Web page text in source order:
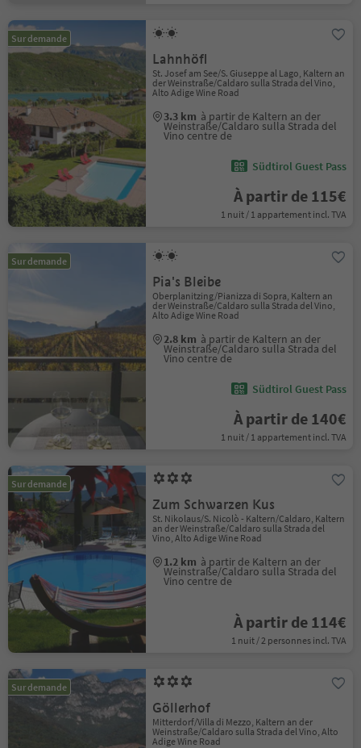
Sur demande
Lahnhöfl
St. Josef am See/S. Giuseppe al Lago, Kaltern an
der Weinstraße/Caldaro sulla Strada del Vino,
Alto Adige Wine Road
3.3 km à partir de Kaltern an der
Weinstraße/Caldaro sulla Strada del
Vino centre de
Südtirol Guest Pass
À partir de 115€
1 nuit / 1 appartement incl. TVA
Sur demande
Pia's Bleibe
Oberplanitzing/Pianizza di Sopra, Kaltern an
der Weinstraße/Caldaro sulla Strada del Vino,
Alto Adige Wine Road
2.8 km à partir de Kaltern an der
Weinstraße/Caldaro sulla Strada del
Vino centre de
Südtirol Guest Pass
À partir de 140€
1 nuit / 1 appartement incl. TVA
Sur demande
Zum Schwarzen Kus
St. Nikolaus/S. Nicolò - Kaltern/Caldaro, Kaltern
an der Weinstraße/Caldaro sulla Strada del
Vino, Alto Adige Wine Road
1.2 km à partir de Kaltern an der
Weinstraße/Caldaro sulla Strada del
Vino centre de
À partir de 114€
1 nuit / 2 personnes incl. TVA
Sur demande
Göllerhof
Mitterdorf/Villa di Mezzo, Kaltern an der
Weinstraße/Caldaro sulla Strada del Vino, Alto
Adige Wine Road